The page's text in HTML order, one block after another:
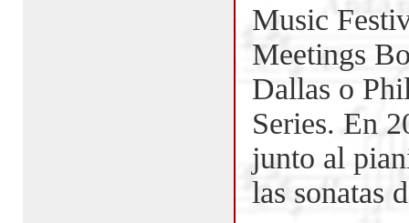
Music
Meetings
Dallas o
Series. En
junto al
las sonatas